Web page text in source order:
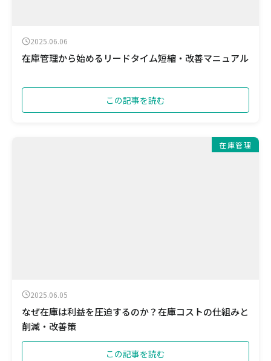
2025.06.06
在庫管理から始めるリードタイム短縮・改善マニュアル
この記事を読む
在庫管理
2025.06.05
なぜ在庫は利益を圧迫するのか？在庫コストの仕組みと
削減・改善策
この記事を読む